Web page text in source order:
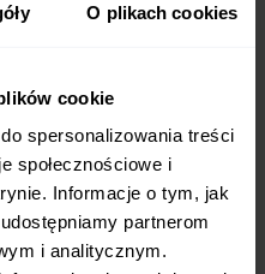
O plikach cookies
cookie
spersonalizowania treści
społecznościowe i
Informacje o tym, jak
partnerom
i analitycznym.
to szkolenie,
jest formą
do spotkań
twarz, ma
zalet. Za jego
znajomość
wszystko wejść